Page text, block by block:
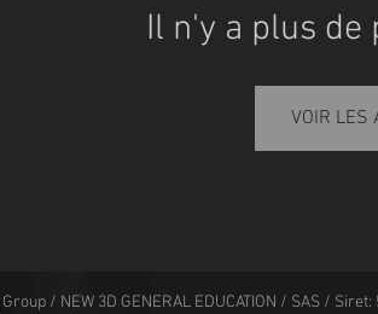
Il n'y a plus de
VOIR LES
/ NEW 3D GENERAL EDUCATION / SAS /